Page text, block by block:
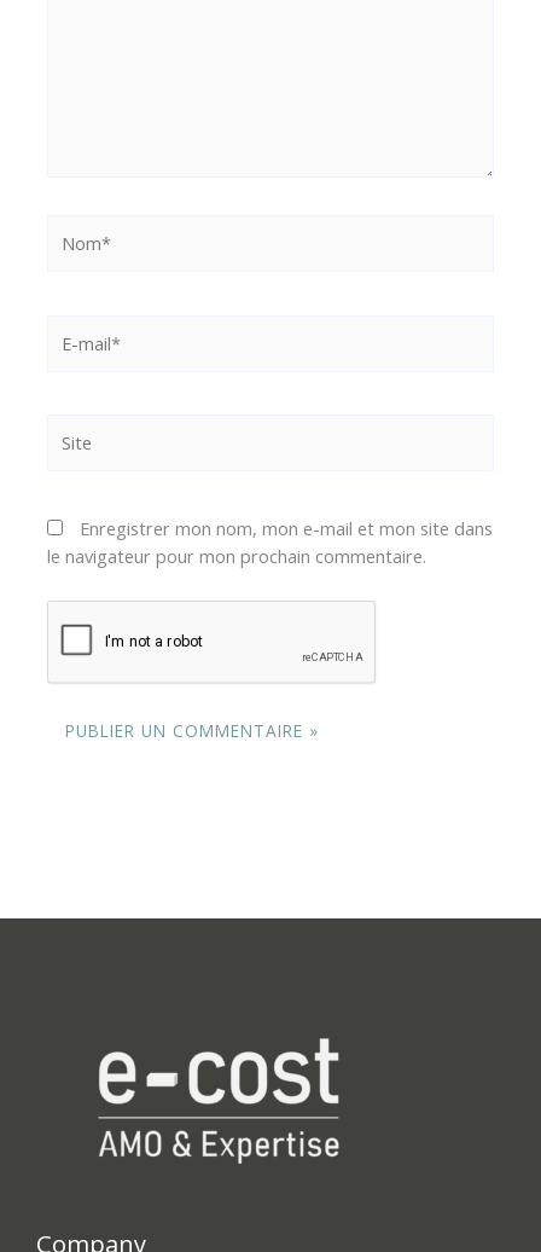
mail*
Enregistrer mon nom, mon e-mail et mon site dans
le navigateur pour mon prochain commentaire.
Company